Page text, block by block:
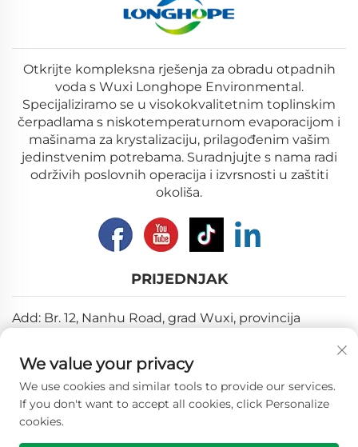
Otkrijte kompleksna rješenja za obradu otpadnih
voda s Wuxi Longhope Environmental.
Specijaliziramo se u visokokvalitetnim toplinskim
čerpadlama s niskotemperaturnom evaporacijom i
mašinama za krystalizaciju, prilagođenim vašim
jedinstvenim potrebama. Suradnjujte s nama radi
održivih poslovnih operacija i izvrsnosti u zaštiti
okoliša.
PRIJEDNJAK
Add: Br. 12, Nanhu Road, grad Wuxi, provincija
E-mail:[email protected]
Tel:+86-18018310578
We value your privacy
We use cookies and similar tools to provide our services.
If you don't want to accept all cookies, click Personalize
cookies.